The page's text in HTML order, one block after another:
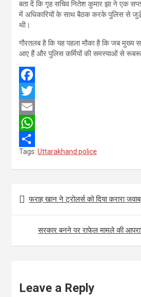
बता दें कि गृह सचिव नितेश कुमार झा ने एक
में अधिकारियों के साथ बैठक करके पुलिस से जुडे़
थी।
गौरतलब है कि यह पहला मौका है कि जब मुख्य
आए हैं और पुलिस कर्मियों की समस्याओं से
F
a
c
e
b
o
k
T
w
t
t
r
E
m
a
i
W
h
a
s
S
h
r
Tags: Uttarakhand police
navigation
फराह खान ने ट्रोलर्स को दिया करारा जवाब
सरकार बनने पर राफेल मामले की
Leave a Reply